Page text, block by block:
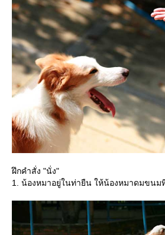
ฝึกคำสั่ง "นั่ง"
1. น้องหมาอยู่ในท่ายืน ให้น้องหมาดมขนม